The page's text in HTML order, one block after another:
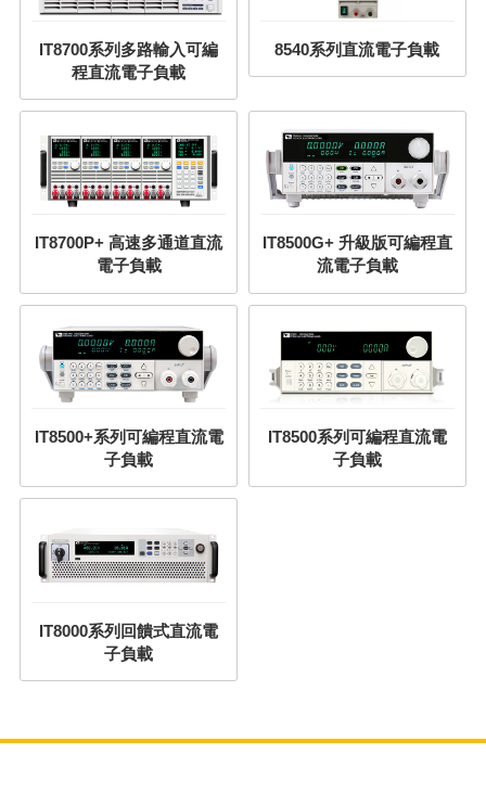
IT8700系列多路輸入可編
程直流電子負載
8540系列直流電子負載
IT8700P+ 高速多通道直流
電子負載
IT8500G+ 升級版可編程直
流電子負載
IT8500+系列可編程直流電
子負載
IT8500系列可編程直流電
子負載
IT8000系列回饋式直流電
子負載